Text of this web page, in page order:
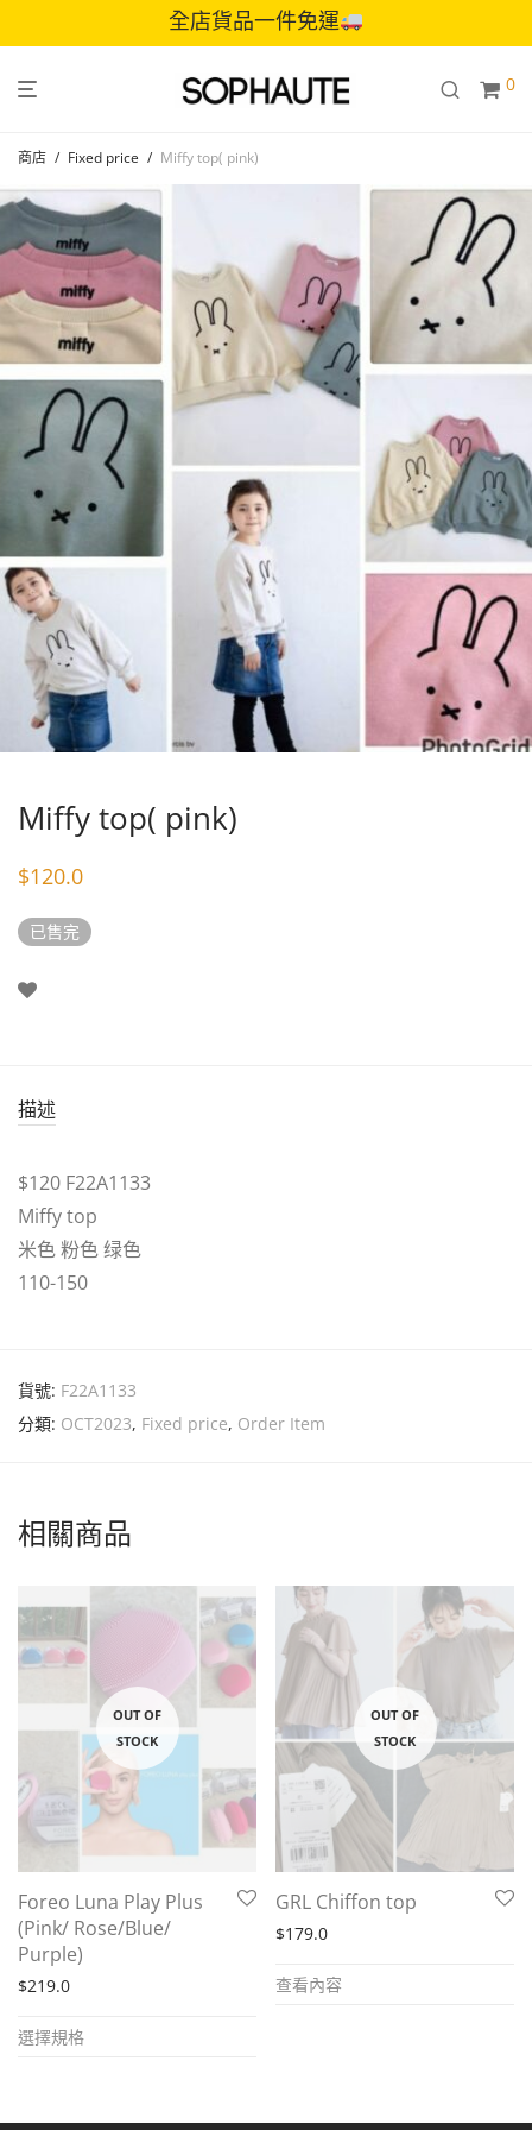
全店貨品一件免運
0
商店 / Fixed price / Miffy top( pink)
Miffy top( pink)
$120.0
已售完
描述
$120 F22A1133
Miffy top
米色 粉色 绿色
110-150
貨號: F22A1133
分類: OCT2023, Fixed price, Order Item
相關商品
Foreo Luna Play Plus
(Pink/ Rose/Blue/
Purple)
$219.0
選擇規格
product
multiple
GRL Chiffon top
$179.0
查看內容